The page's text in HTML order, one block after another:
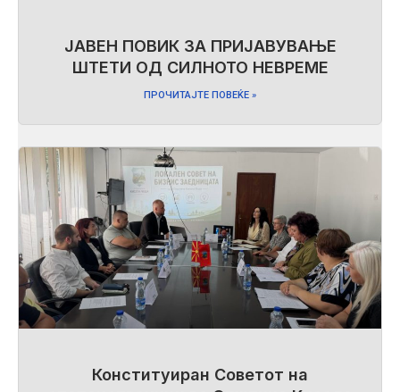
ЈАВЕН ПОВИК ЗА ПРИЈАВУВАЊЕ
ШТЕТИ ОД СИЛНОТО НЕВРЕМЕ
ПРОЧИТАЈТЕ ПОВЕЌЕ »
Конституиран Советот на